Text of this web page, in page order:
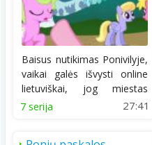
Baisus nutikimas Ponivilyje,
vaikai galės išvysti online
lietuviškai, jog miestas
skendi...
7 serija 27:41